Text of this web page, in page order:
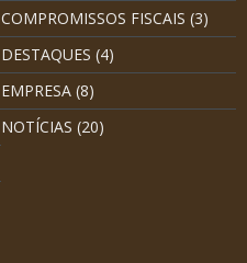
COMPROMISSOS FISCAIS (3)
DESTAQUES (4)
EMPRESA (8)
NOTÍCIAS (20)